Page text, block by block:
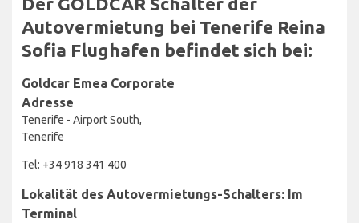
Autovermietung bei Tenerife Reina
Sofia Flughafen befindet sich bei:
Goldcar Emea Corporate
Adresse
Tenerife - Airport South,
Tenerife
Tel: +34 918 341 400
Lokalität des Autovermietungs-Schalters: Im
Terminal